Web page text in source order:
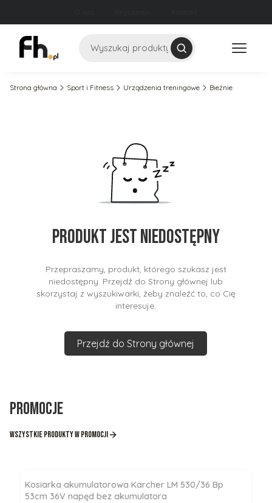
Szukaj
Strona główna Sport i Fitness Urządzenia treningowe Bieżnie
Produkt jest niedostępny
Przepraszamy, produkt, którego szukasz jest
niedostępny. Przejdź do Strony głównej lub
skorzystaj z wyszukiwarki, żeby znaleźć to, co Cię
interesuje.
Przejdź do Strony głównej
Promocje
Wszystkie produkty w promocji
Kosiarka akumulatorowa Karcher LM 530/36 Bp
53cm 36V napęd bez akumulatora